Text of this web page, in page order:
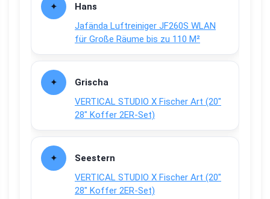
Hans
Jafända Luftreiniger JF260S WLAN
für Große Räume bis zu 110 M²
Grischa
VERTICAL STUDIO X Fischer Art (20″
28″ Koffer 2ER-Set)
Seestern
VERTICAL STUDIO X Fischer Art (20″
28″ Koffer 2ER-Set)